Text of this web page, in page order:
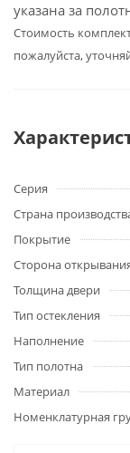
указана за
Cтоимость
пожалуйста,
Серия
Страна
Покрытие
Сторона
Толщина двери
Тип остекления
Наполнение
Тип полотна
Материал
Номенклатурная